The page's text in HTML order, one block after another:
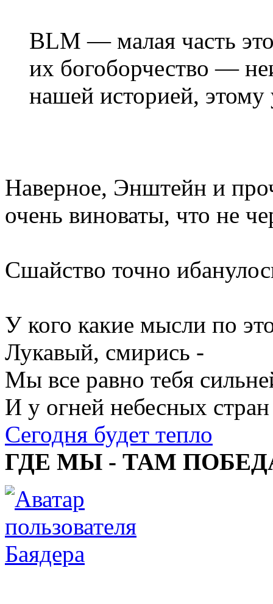
BLM — малая часть
их богоборчество —
нашей историей, этому
Наверное, Энштейн и
очень виноваты, что не
Сшайство точно
У кого какие мысли по
Лукавый, смирись -
Мы все равно тебя
И у огней небесных стран
Сегодня будет тепло
ГДЕ МЫ - ТАМ
Баядера